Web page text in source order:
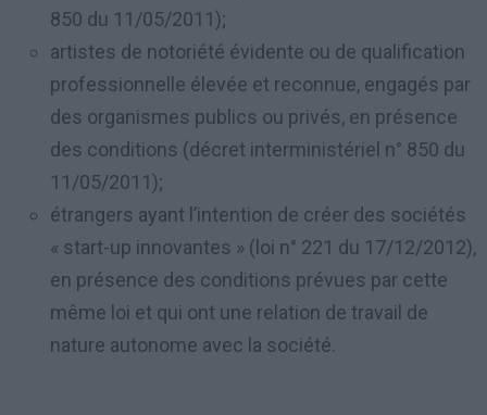
850 du 11/05/2011);
artistes de notoriété évidente ou de qualification
professionnelle élevée et reconnue, engagés par
des organismes publics ou privés, en présence
des conditions (décret interministériel n° 850 du
11/05/2011);
étrangers ayant l’intention de créer des sociétés
« start-up innovantes » (loi n° 221 du 17/12/2012),
en présence des conditions prévues par cette
même loi et qui ont une relation de travail de
nature autonome avec la société.